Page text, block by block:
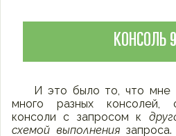
КОНСОЛЬ
И это было то, что
много разных консолей,
консоли с запросом к
схемой выполнения